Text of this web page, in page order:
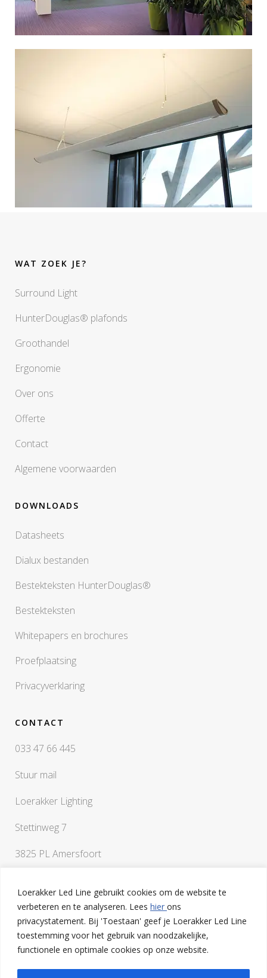
Loerakker Led Line gebruikt cookies om de website te
verbeteren en te analyseren. Lees hier ons
privacystatement. Bij 'Toestaan' geef je Loerakker Led Line
toestemming voor het gebruik van noodzakelijke,
functionele en optimale cookies op onze website.
WAT ZOEK JE?
Surround Light
HunterDouglas® plafonds
Groothandel
Ergonomie
Over ons
Offerte
Contact
Algemene voorwaarden
DOWNLOADS
Datasheets
Dialux bestanden
Bestekteksten HunterDouglas®
Bestekteksten
Whitepapers en brochures
Proefplaatsing
Privacyverklaring
CONTACT
033 47 66 445
Stuur mail
Loerakker Lighting
Stettinweg 7
3825 PL Amersfoort
Als je vragen hebt of een klankbord nodig hebt bij het
uitwerken van je ideeën, ben je van harte welkom op onze
lichtstudio in Amersfoort